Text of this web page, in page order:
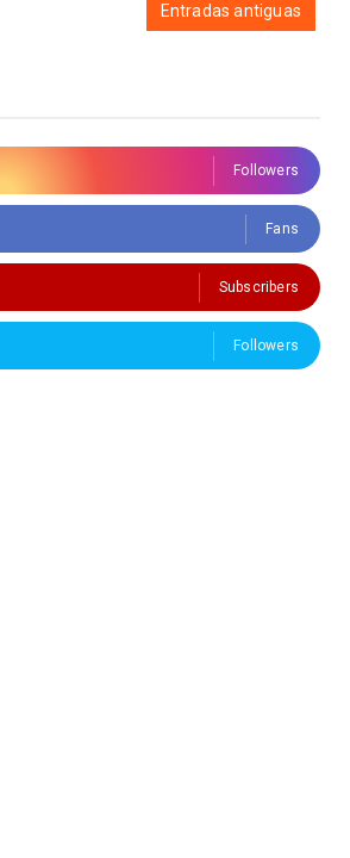
Entradas antiguas
Followers
Fans
Subscribers
Followers